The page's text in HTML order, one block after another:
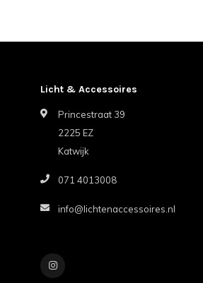
Licht & Accessoires
Princestraat 39
2225 EZ
Katwijk
071 4013008
info@lichtenaccessoires.nl